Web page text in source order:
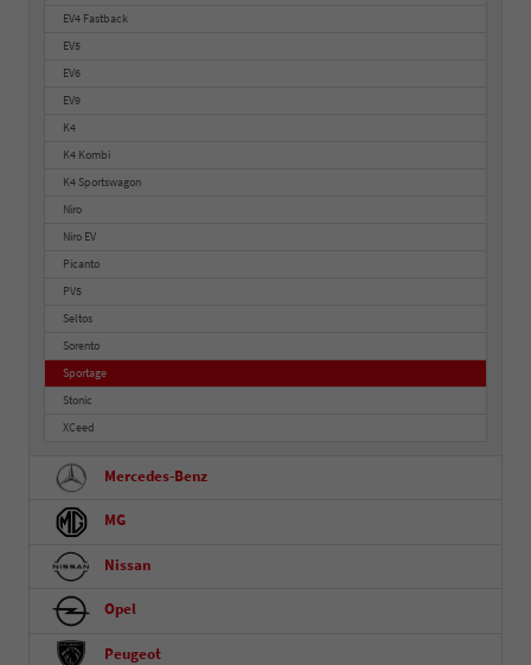
EV4 Fastback
EV5
EV6
EV9
K4
K4 Kombi
K4 Sportswagon
Niro
Niro EV
Picanto
PV5
Seltos
Sorento
Sportage
Stonic
XCeed
Mercedes-Benz
MG
Nissan
Opel
Peugeot